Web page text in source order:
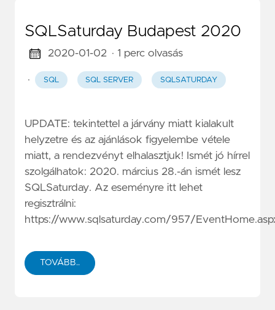
SQLSaturday Budapest 2020
2020-01-02 · 1 perc olvasás
· SQL SQL SERVER SQLSATURDAY
UPDATE: tekintettel a járvány miatt kialakult
helyzetre és az ajánlások figyelembe vétele
miatt, a rendezvényt elhalasztjuk! Ismét jó hírrel
szolgálhatok: 2020. március 28.-án ismét lesz
SQLSaturday. Az eseményre itt lehet
regisztrálni:
https://www.sqlsaturday.com/957/
TOVÁBB..